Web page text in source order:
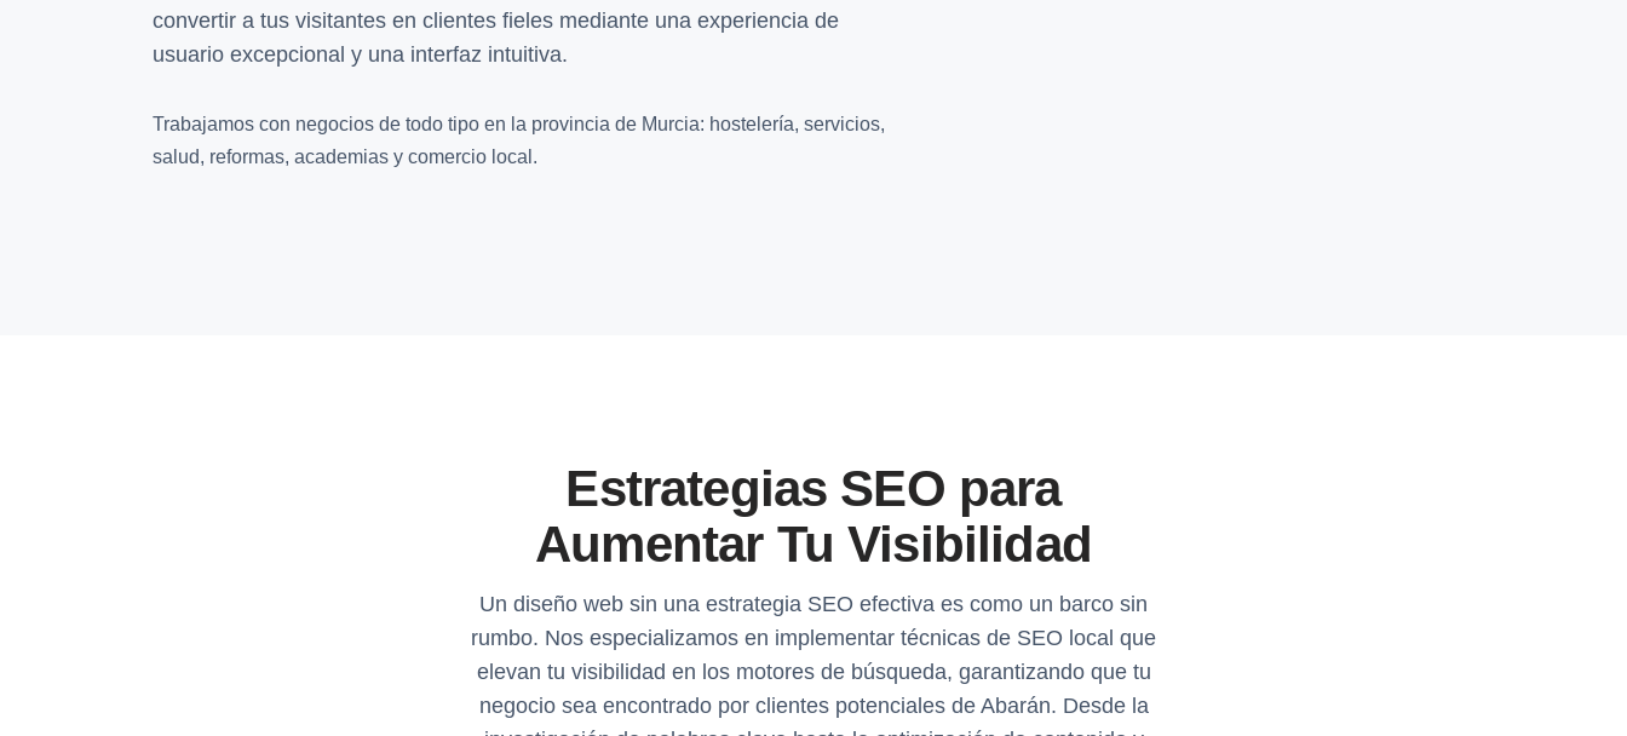
convertir a tus visitantes en clientes fieles mediante una experiencia de
usuario excepcional y una interfaz intuitiva.
Trabajamos con negocios de todo tipo en la provincia de Murcia: hostelería, servicios,
salud, reformas, academias y comercio local.
Estrategias SEO para
Aumentar Tu Visibilidad
Un diseño web sin una estrategia SEO efectiva es como un barco sin
rumbo. Nos especializamos en implementar técnicas de SEO local que
elevan tu visibilidad en los motores de búsqueda, garantizando que tu
negocio sea encontrado por clientes potenciales de Abarán. Desde la